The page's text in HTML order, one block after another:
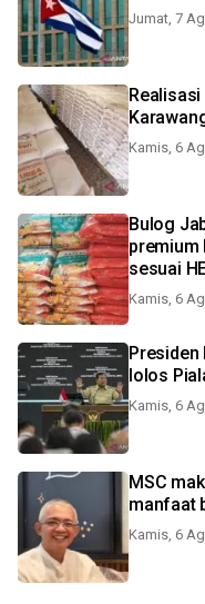
Jumat, 7
Kamis, 6
Bulog
premium
sesuai
Kamis, 6
Presiden
lolos
Kamis, 6
MSC
manfaat
Kamis, 6